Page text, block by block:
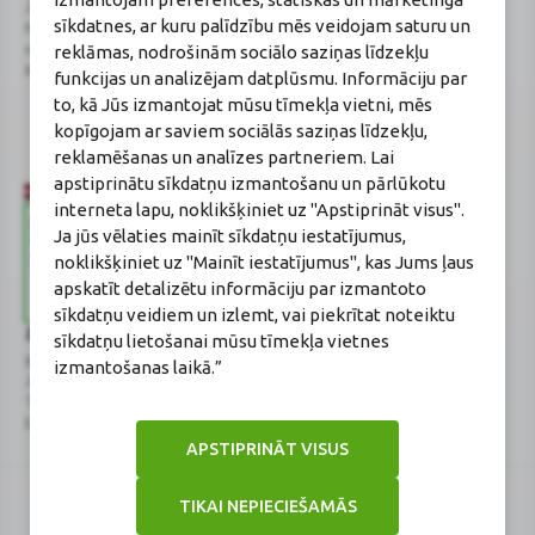
sīkdatnes, ar kuru palīdzību mēs veidojam saturu un
reklāmas, nodrošinām sociālo saziņas līdzekļu
funkcijas un analizējam datplūsmu. Informāciju par
to, kā Jūs izmantojat mūsu tīmekļa vietni, mēs
kopīgojam ar saviem sociālās saziņas līdzekļu,
reklamēšanas un analīzes partneriem. Lai
apstiprinātu sīkdatņu izmantošanu un pārlūkotu
interneta lapu, noklikšķiniet uz "Apstiprināt visus".
Ja jūs vēlaties mainīt sīkdatņu iestatījumus,
noklikšķiniet uz "Mainīt iestatījumus", kas Jums ļaus
apskatīt detalizētu informāciju par izmantoto
sīkdatņu veidiem un izlemt, vai piekrītat noteiktu
sīkdatņu lietošanai mūsu tīmekļa vietnes
izmantošanas laikā.”
TIKAI NEPIECIEŠAMĀS
APSTIPRINĀT VISUS
Juridiskā adrese / Faktiskā adrese:
Noliktavu iela 5, Dreiliņi, Stopiņu
novads, LV-2130
Reģistrācijas Nr.: 40003252167
Licences numurs: A00010
E-aptiekas kontakti
Aptiekas vadītāja:
Sertificēta farmaceite: Jeļena
Gončarova
Reģistrācijas Nr.: F-0834
Sertifikāta Nr.: 215.2025
Zāļu valsts aģentūra
www.zva.gov.lv
E-pasts: info@zva.gov.lv
Veselības inspekcija
E-pasts: vi@vi.gov.lv